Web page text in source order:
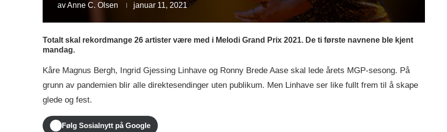
avAnne C. Olsen januar 11, 2021
Totalt skal rekordmange 26 artister være med i Melodi Grand Prix 2021. De ti første navnene ble kjent
mandag.
Kåre Magnus Bergh, Ingrid Gjessing Linhave og Ronny Brede Aase skal lede årets MGP-sesong. På
grunn av pandemien blir alle direktesendinger uten publikum. Men Linhave ser like fullt frem til å skape
glede og fest.
Følg Sosialnytt på Google